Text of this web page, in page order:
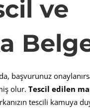
ve
başvurunuz
olur. Tescil edilen
tescili kamuya